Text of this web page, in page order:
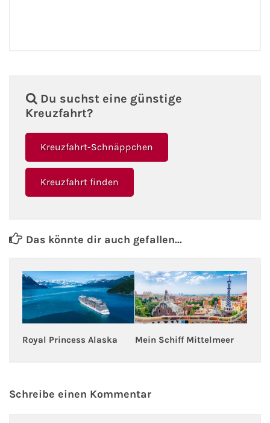
Fähre nach Litauen
Fähre nach Lettland
Wissenswertes
Kreuzfahrt-Kalender
Kreuzfahrt gewinnen
Kreuzfahrt-Quiz
Flug buchen
Du suchst eine günstige
Kreuzfahrt?
Kreuzfahrt-Schnäppchen
Kreuzfahrt finden
Das könnte dir auch gefallen...
Royal Princess Alaska Mein Schiff Mittelmeer
Schreibe einen Kommentar